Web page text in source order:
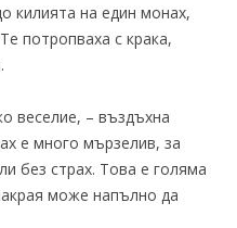
килията на един монах,
потропваха с крака,
веселие, – въздъхна
е много мързелив, за
без страх. Това е голяма
може напълно да